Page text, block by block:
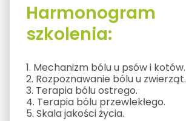
Harmonogram
szkolenia:
1. Mechanizm bólu u psów i kotów.
2. Rozpoznawanie bólu u zwierząt.
3. Terapia bólu ostrego.
4. Terapia bólu przewlekłego.
5. Skala jakości życia.